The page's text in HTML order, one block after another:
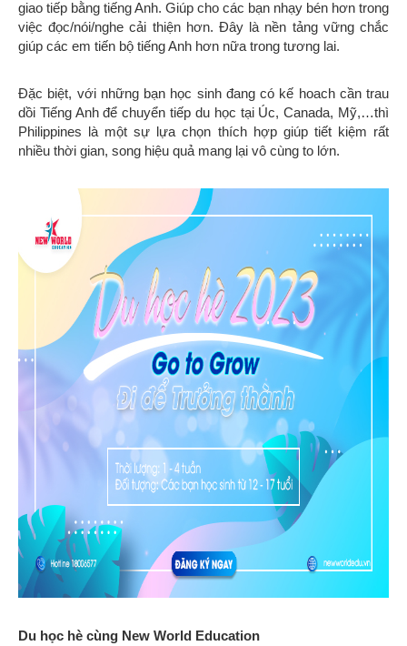
giao tiếp bằng tiếng Anh. Giúp cho các bạn nhạy bén hơn trong
việc đọc/nói/nghe cải thiện hơn. Đây là nền tảng vững chắc
giúp các em tiến bộ tiếng Anh hơn nữa trong tương lai.
Đặc biệt, với những bạn học sinh đang có kế hoach cần trau
dồi Tiếng Anh để chuyển tiếp du học tại Úc, Canada, Mỹ,…thì
Philippines là một sự lựa chọn thích hợp giúp tiết kiệm rất
nhiều thời gian, song hiệu quả mang lại vô cùng to lớn.
Du học hè cùng New World Education